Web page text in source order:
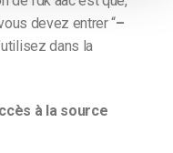
devez entrer “–
dans la
à la source